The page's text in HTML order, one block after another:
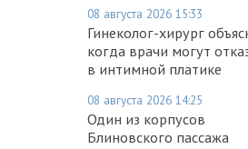
08 августа 2026 15:33
Гинеколог-хирург
когда врачи могут
в интимной платике
08 августа 2026 14:25
Один из корпусов
Блиновского пассажа